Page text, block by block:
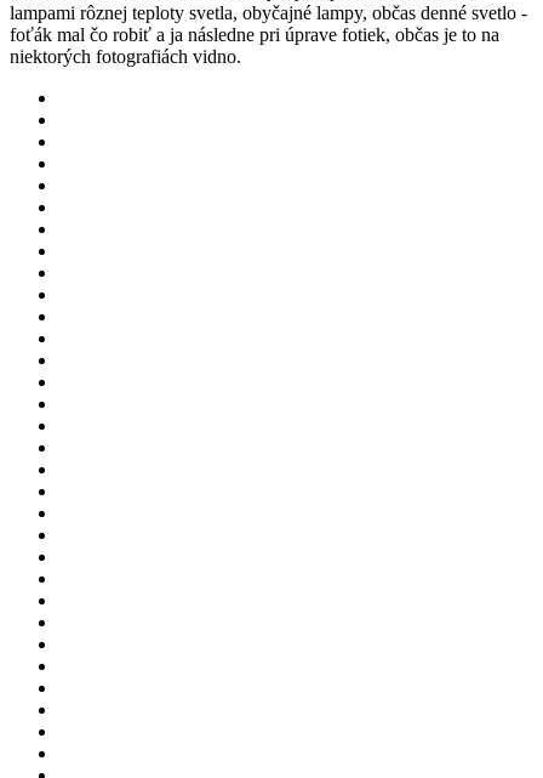
lampami rôznej teploty svetla, obyčajné lampy, občas denné svetlo -
foťák mal čo robiť a ja následne pri úprave fotiek, občas je to na
niektorých fotografiách vidno.